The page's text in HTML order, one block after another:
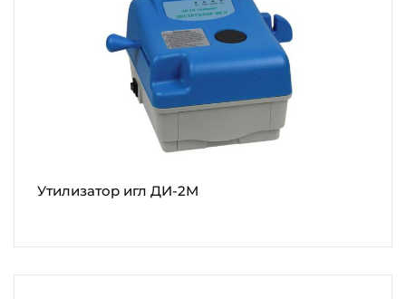
Утилизатор игл ДИ-2М